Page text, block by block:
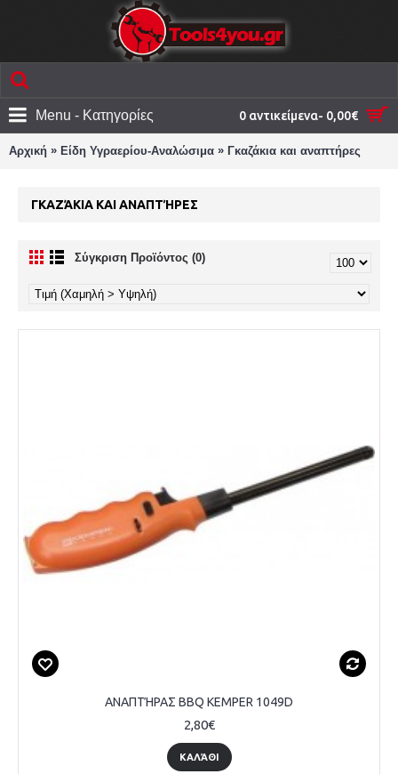
0 αντικείμενα- 0,00€
Menu - Κατηγορίες
Αρχική » Είδη Υγραερίου-Αναλώσιμα » Γκαζάκια και αναπτήρες
ΓΚΑΖΆΚΙΑ ΚΑΙ ΑΝΑΠΤΉΡΕΣ
Σύγκριση Προϊόντος (0)
ΑΝΑΠΤΉΡΑΣ BBQ KEMPER 1049D
2,80€
ΚΑΛΆΘΙ